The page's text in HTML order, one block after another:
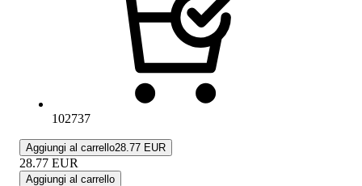
102737
Aggiungi al carrello28.77 EUR
28.77 EUR
Aggiungi al carrello